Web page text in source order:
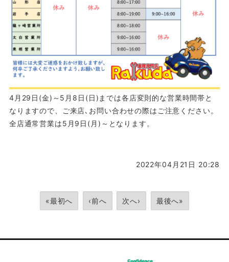
4月29日(金)～5月8日(日)までは各店変則的な営業時間帯と
なりますので、ご来店､お問い合わせの際はご注意ください。
全店通常営業は5月9日(月)～となります。
2022年04月21日 20:28
«最初へ ‹前へ 次へ› 最後へ»